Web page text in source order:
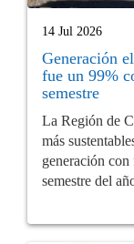
14 Jul 2026
Generación
fue un 99%
semestre
La Región de
más
generación
semestre del